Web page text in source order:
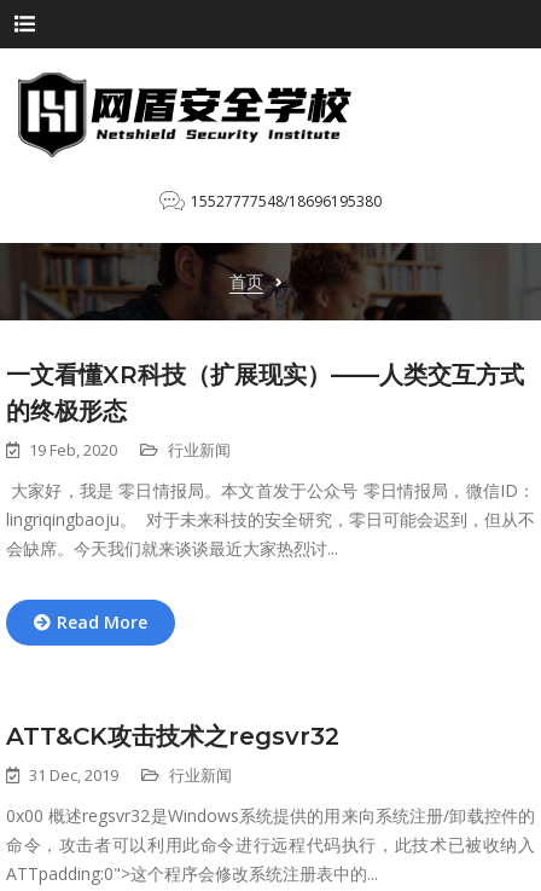
15527777548/18696195380
首页
一文看懂XR科技（扩展现实）——人类交互方式
的终极形态
19 Feb, 2020 行业新闻
大家好，我是 零日情报局。本文首发于公众号 零日情报局，微信ID：
lingriqingbaoju。 对于未来科技的安全研究，零日可能会迟到，但从不
会缺席。今天我们就来谈谈最近大家热烈讨...
Read More
ATT&CK攻击技术之regsvr32
31 Dec, 2019 行业新闻
0x00 概述regsvr32是Windows系统提供的用来向系统注册/卸载控件的
命令，攻击者可以利用此命令进行远程代码执行，此技术已被收纳入
ATTpadding:0">这个程序会修改系统注册表中的...